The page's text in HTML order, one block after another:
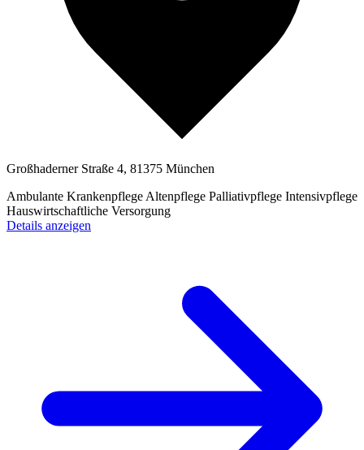
Großhaderner Straße 4, 81375 München
Ambulante Krankenpflege Altenpflege Palliativpflege Intensivpflege
Hauswirtschaftliche Versorgung
Details anzeigen